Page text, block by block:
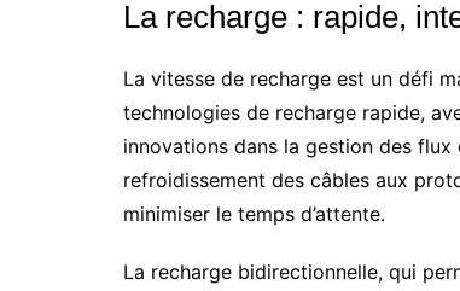
La recharge : rapide,
La vitesse de recharge est un défi
technologies de recharge rapide,
innovations dans la gestion des flux
refroidissement des câbles aux
minimiser le temps d’attente.
La recharge bidirectionnelle, qui